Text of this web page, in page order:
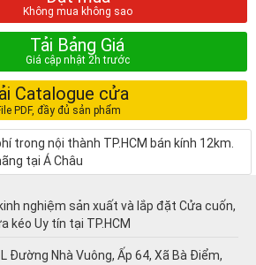
Tải Bảng Giá
Catalogue cửa
trong nội thành TP.HCM bán kính 12km.
tại Á Châu
nghiệm sản xuất và lắp đặt Cửa cuốn,
kéo Uy tín tại TP.HCM
Đường Nhà Vuông, Ấp 64, Xã Bà Điểm,